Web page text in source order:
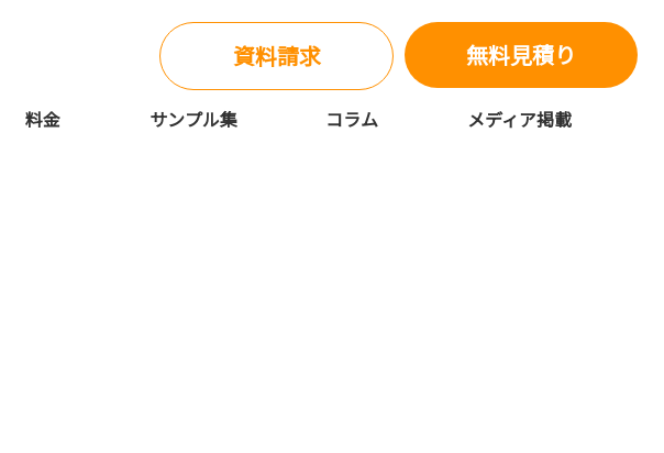
資料請求 無料見積り
料金 サンプル集 コラム メディア掲載